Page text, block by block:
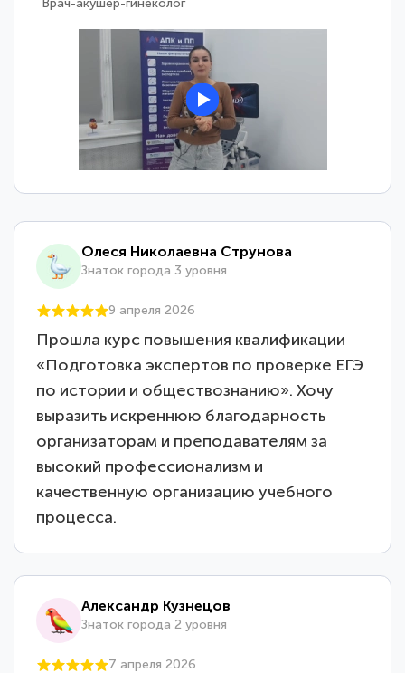
Врач-акушер-гинеколог
Олеся Николаевна Струнова
Знаток города 3 уровня
9 апреля 2026
Прошла курс повышения квалификации
«Подготовка экспертов по проверке ЕГЭ
по истории и обществознанию». Хочу
выразить искреннюю благодарность
организаторам и преподавателям за
высокий профессионализм и
качественную организацию учебного
процесса.
Александр Кузнецов
Знаток города 2 уровня
7 апреля 2026